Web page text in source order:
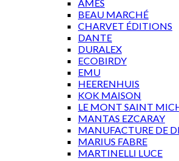
AMES
BEAU MARCHÉ
CHARVET ÉDITIONS
DANTE
DURALEX
ECOBIRDY
EMU
HEERENHUIS
KOK MAISON
LE MONT SAINT
MANTAS EZCARAY
MANUFACTURE DE
MARIUS FABRE
MARTINELLI LUCE